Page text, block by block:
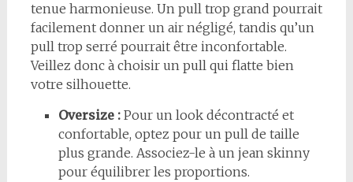
tenue harmonieuse. Un pull trop grand pourrait
facilement donner un air négligé, tandis qu’un
pull trop serré pourrait être inconfortable.
Veillez donc à choisir un pull qui flatte bien
votre silhouette.
Oversize :Pour un look décontracté et
confortable, optez pour un pull de taille
plus grande. Associez-le à un jean skinny
pour équilibrer les proportions.